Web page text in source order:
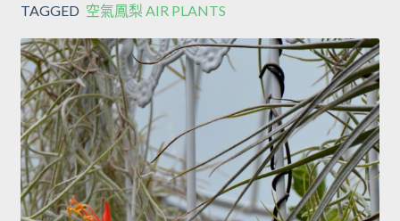
TAGGED 空氣鳳梨 AIR PLANTS